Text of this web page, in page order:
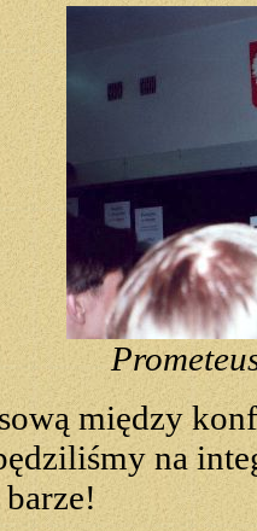
między
na